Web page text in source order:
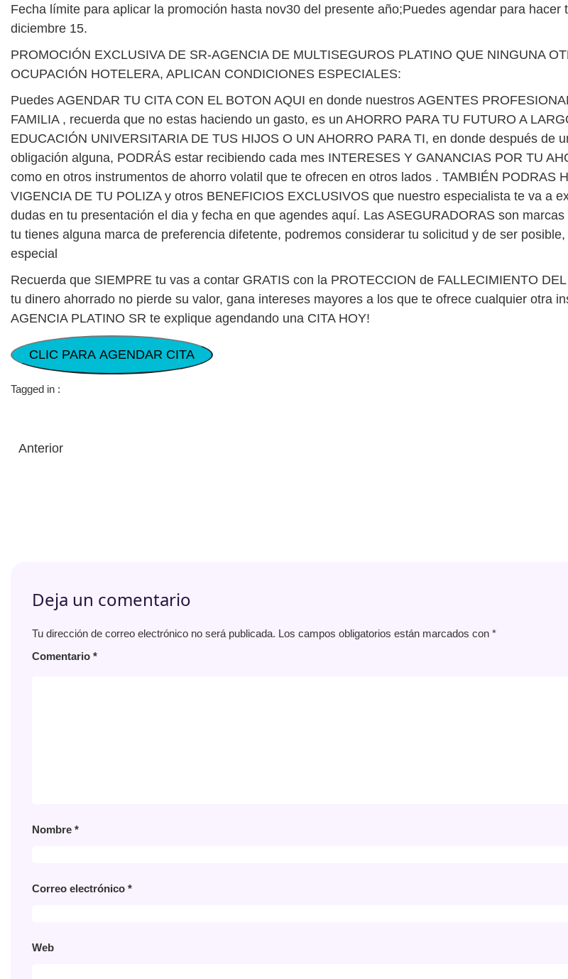
Fecha límite para aplicar la promoción hasta nov30 del presente año;Puedes agendar para
diciembre 15.
PROMOCIÓN EXCLUSIVA DE SR-AGENCIA DE MULTISEGUROS PLATINO QUE NINGUNA
OCUPACIÓN HOTELERA, APLICAN CONDICIONES ESPECIALES:
Puedes AGENDAR TU CITA CON EL BOTON AQUI en donde nuestros AGENTES
FAMILIA , recuerda que no estas haciendo un gasto, es un AHORRO PARA TU FUTURO A
EDUCACIÓN UNIVERSITARIA DE TUS HIJOS O UN AHORRO PARA TI, en donde después de
obligación alguna, PODRÁS estar recibiendo cada mes INTERESES Y GANANCIAS POR TU
como en otros instrumentos de ahorro volatil que te ofrecen en otros lados . TAMBIÉN PODRAS
VIGENCIA DE TU POLIZA y otros BENEFICIOS EXCLUSIVOS que nuestro especialista te va a
dudas en tu presentación el dia y fecha en que agendes aquí. Las ASEGURADORAS son
tu tienes alguna marca de preferencia difetente, podremos considerar tu solicitud y de ser
especial
Recuerda que SIEMPRE tu vas a contar GRATIS con la PROTECCION de FALLECIMIENTO
tu dinero ahorrado no pierde su valor, gana intereses mayores a los que te ofrece cualquier otra
AGENCIA PLATINO SR te explique agendando una CITA HOY!
CLIC PARA AGENDAR CITA
Tagged in :
Anterior
Deja un comentario
Tu dirección de correo electrónico no será publicada. Los campos obligatorios están marcados con *
Comentario *
Nombre *
Correo electrónico *
Web